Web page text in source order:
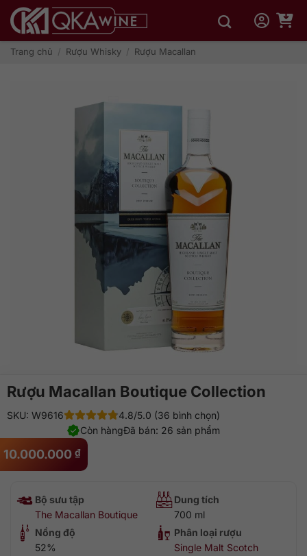
qua
dungTrang chủ / Rượu Whisky / Rượu Macallan
Rượu Macallan Boutique Collection
10.000.000 ₫
SKU: W9616
4.8/5.0 (36 bình chọn)
Đã bán: 26 sản phẩm
Còn hàng
Bộ sưu tập
The Macallan Boutique
Dung tích
700 ml
Nồng độ
52%
Phân loại rượu
Single Malt Scotch